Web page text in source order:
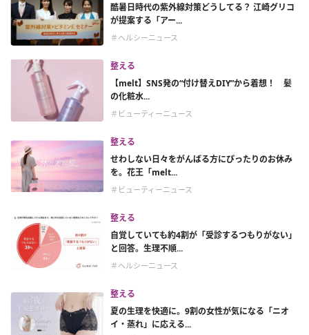
酷暑日時代の紫外線対策どうしてる？ 江崎グリコ
が提案する「アー...
＃ヘルシーニュース
整える
【melt】SNS発の“付け替えDIY”から着想！ 髪
の化粧水...
＃ビューティーニュース
整える
せわしない日々をがんばる方にぴったりのお休み
を。花王「melt...
＃ビューティーニュース
整える
自覚していても約4割が「受診するつもりがない」
と回答。生理不順...
＃ヘルシーニュース
整える
夏の生理を快適に。9割の女性が気になる「ニオ
イ・蒸れ」に応える...